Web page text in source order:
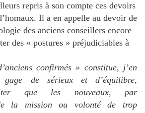
repris à son compte ces devoirs
Il a en appelle au devoir de
des anciens conseillers encore
des « postures » préjudiciables à
confirmés » constitue, j’en
de sérieux et d’équilibre,
que les nouveaux, par
de la mission ou volonté de trop